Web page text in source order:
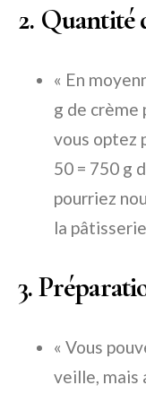
2. Quantité
« En
g de crème
vous optez
50 = 750 g
pourriez
la
3.
« Vous
veille, mais